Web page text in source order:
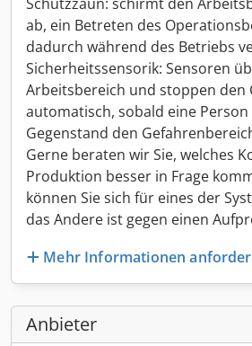
ab, ein Betreten des
dadurch während des Betriebs
Sicherheitssensorik: Sensoren
Arbeitsbereich und stoppen den
automatisch, sobald eine
Gegenstand den
Gerne beraten wir Sie, welches
Produktion besser in Frage
können Sie sich für eines der
das Andere ist gegen einen
Mehr Informationen
Anbieter